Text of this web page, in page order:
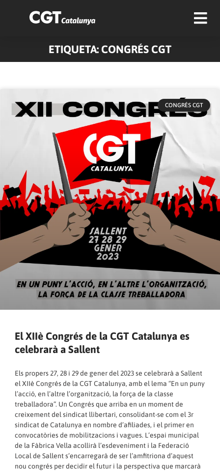
ETIQUETA: CONGRÉS CGT
CONGRÉS CGT
El XIIè Congrés de la CGT Catalunya es
celebrarà a Sallent
Els propers 27, 28 i 29 de gener del 2023 se celebrarà a Sallent
el XIIè Congrés de la CGT Catalunya, amb el lema “En un puny
l’acció, en l’altre l’organització, la força de la classe
treballadora”. Un Congrés que arriba en un moment de
creixement del sindicat llibertari, consolidant-se com el 3r
sindicat de Catalunya en nombre d’afiliades, i el primer en
convocatòries de mobilitzacions i vagues. L’espai municipal
de la Fàbrica Vella acollirà l’esdeveniment i la Federació
Local de Sallent s’encarregarà de ser l’amfitriona d’aquest
nou congrés per decidir el futur i la perspectiva que marcarà